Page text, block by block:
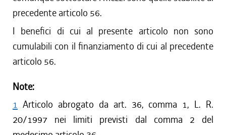
precedente articolo 56.
I benefici di cui al presente articolo non sono
cumulabili con il finanziamento di cui al precedente
articolo 56.
Note:
1 Articolo abrogato da art. 36, comma 1, L. R.
20/1997 nei limiti previsti dal comma 2 del